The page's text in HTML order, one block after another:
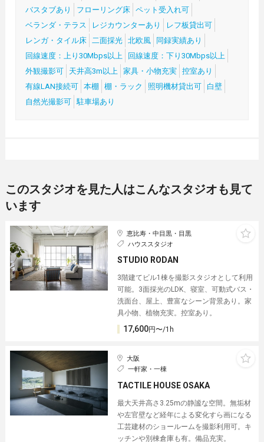
バスタブあり
フローリング床
ペット受入れ可
ベランダ・テラス
レジカウンターあり
レフ板貸出可
レンガ・タイル床
二面採光 北欧風
同録実績あり
回線速度：上り30Mbps以上
回線速度：下り30Mbps以上
外観撮影可
天井高3m以上 家具・小物充実
控室あり
有線LAN接続可
本棚 棚・ラック 照明機材貸出可
白壁
自然光撮影可
駐車場あり
このスタジオを見た人はこんなスタジオも見て
います
恵比寿・中目黒・目黒
ハウススタジオ
STUDIO RODAN
3階建てビル1棟を撮影スタジオとして利用
可能。3面採光のLDK、寝室、可動式バス・
洗面台、屋上、豊富なシーン背景あり。家
具小物、植物充実。控室あり。
17,600円〜/1h
大阪
一軒家・一棟
TACTILE HOUSE OSAKA
最大天井高さ3.25mの静謐な空間。無垢材
や左官壁など経年による変化すら画になる
工芸建材のショールームを撮影利用可。キ
ッチンや別棟倉庫も有。備品充実。